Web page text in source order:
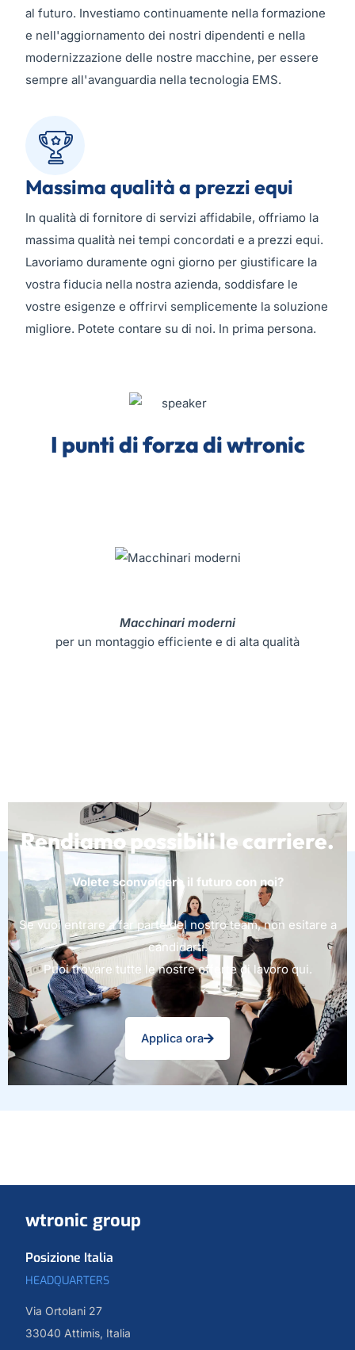
al futuro. Investiamo continuamente nella formazione
e nell'aggiornamento dei nostri dipendenti e nella
modernizzazione delle nostre macchine, per essere
sempre all'avanguardia nella tecnologia EMS.
Massima qualità a prezzi equi
In qualità di fornitore di servizi affidabile, offriamo la
massima qualità nei tempi concordati e a prezzi equi.
Lavoriamo duramente ogni giorno per giustificare la
vostra fiducia nella nostra azienda, soddisfare le
vostre esigenze e offrirvi semplicemente la soluzione
migliore. Potete contare su di noi. In prima persona.
I punti di forzadi wtronic
per un montaggio efficiente e di alta qualità
Macchinari moderni
Rendiamo possibili le carriere.
Volete sconvolgere il futuro con noi?
Se vuoi entrare a far parte del nostro team, non esitare a
candidarti.
Puoi trovare tutte le nostre offerte di lavoro qui.
Applica ora
wtronic group
Posizione Italia
HEADQUARTERS
Via Ortolani 27
33040 Attimis, Italia